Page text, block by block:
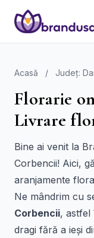
Acasă / Județ:
Florarie
Livrare
Bine ai venit la
Corbencii! Aici,
aranjamente
Ne mândrim cu
Corbencii, astfel
dragi fără a ieși